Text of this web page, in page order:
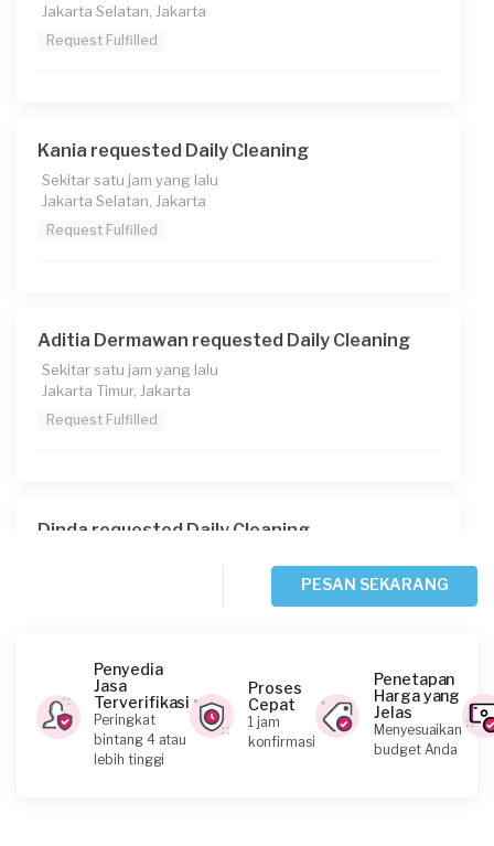
Jakarta Selatan, Jakarta
Request Fulfilled
Kania requested Daily Cleaning
Sekitar satu jam yang lalu
Jakarta Selatan, Jakarta
Request Fulfilled
Aditia Dermawan requested Daily Cleaning
Sekitar satu jam yang lalu
Jakarta Timur, Jakarta
Request Fulfilled
Dinda requested Daily Cleaning
Deby Panjaitan requested Daily Cleaning
Sekitar 2 jam yang lalu
Jakarta Timur, Jakarta
PESAN SEKARANG
Penyedia
Jasa
Terverifikasi
Peringkat
bintang 4 atau
lebih tinggi
Proses
Cepat
1 jam
konfirmasi
Penetapan
Harga yang
Jelas
Menyesuaikan
budget Anda